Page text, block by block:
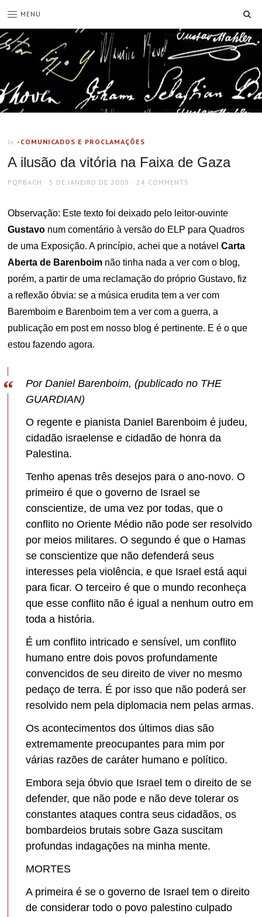
MENU
In -COMUNICADOS E PROCLAMAÇÕES
A ilusão da vitória na Faixa de Gaza
AUTHOR
PQPBACH
POSTED
5 DE JANEIRO DE 2009 24 COMMENTS
Observação: Este texto foi deixado pelo leitor-ouvinte
Gustavo num comentário à versão do ELP para Quadros
de uma Exposição. A princípio, achei que a notávelCarta
Aberta de Barenboim não tinha nada a ver com o blog,
porém, a partir de uma reclamação do próprio Gustavo, fiz
a reflexão óbvia: se a música erudita tem a ver com
Baremboim e Barenboim tem a ver com a guerra, a
publicação em post em nosso blog é pertinente. E é o que
estou fazendo agora.
Por Daniel Barenboim, (publicado no THE
GUARDIAN)
O regente e pianista Daniel Barenboim é judeu,
cidadão israelense e cidadão de honra da
Palestina.
Tenho apenas três desejos para o ano-novo. O
primeiro é que o governo de Israel se
conscientize, de uma vez por todas, que o
conflito no Oriente Médio não pode ser resolvido
por meios militares. O segundo é que o Hamas
se conscientize que não defenderá seus
interesses pela violência, e que Israel está aqui
para ficar. O terceiro é que o mundo reconheça
que esse conflito não é igual a nenhum outro em
toda a história.
É um conflito intricado e sensível, um conflito
humano entre dois povos profundamente
convencidos de seu direito de viver no mesmo
pedaço de terra. É por isso que não poderá ser
resolvido nem pela diplomacia nem pelas armas.
Os acontecimentos dos últimos dias são
extremamente preocupantes para mim por
várias razões de caráter humano e político.
Embora seja óbvio que Israel tem o direito de se
defender, que não pode e não deve tolerar os
constantes ataques contra seus cidadãos, os
bombardeios brutais sobre Gaza suscitam
profundas indagações na minha mente.
MORTES
A primeira é se o governo de Israel tem o direito
de considerar todo o povo palestino culpado